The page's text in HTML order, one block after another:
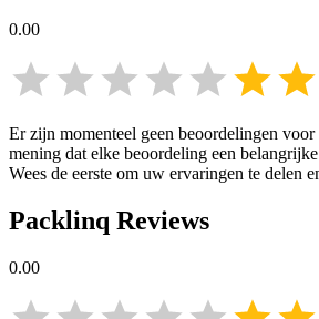
0.00
Er zijn momenteel geen beoordelingen voor
mening dat elke beoordeling een
Wees de eerste om uw ervaringen te delen
Packlinq Reviews
0.00